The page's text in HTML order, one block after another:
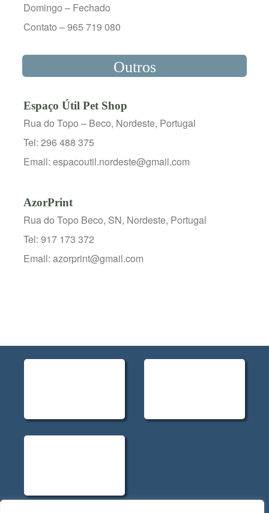
Domingo – Fechado
Contato – 965 719 080
Outros
Espaço Útil Pet Shop
Rua do Topo – Beco, Nordeste, Portugal
Tel: 296 488 375
Email: espacoutil.nordeste@gmail.com
AzorPrint
Rua do Topo Beco, SN, Nordeste, Portugal
Tel: 917 173 372
Email: azorprint@gmail.com